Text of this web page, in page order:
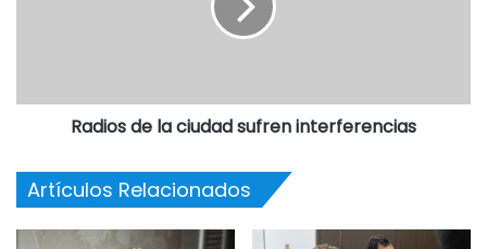
Radios de la ciudad sufren interferencias
Artículos Relacionados